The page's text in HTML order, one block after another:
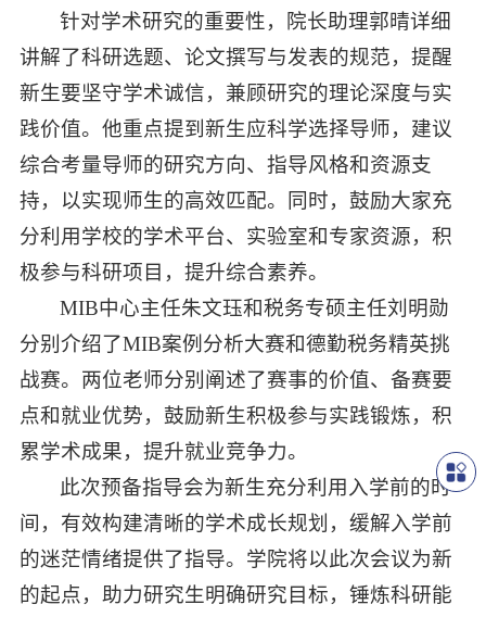
针对学术研究的重要性，院长助理郭晴详细
讲解了科研选题、论文撰写与发表的规范，提醒
新生要坚守学术诚信，兼顾研究的理论深度与实
践价值。他重点提到新生应科学选择导师，建议
综合考量导师的研究方向、指导风格和资源支
持，以实现师生的高效匹配。同时，鼓励大家充
分利用学校的学术平台、实验室和专家资源，积
极参与科研项目，提升综合素养。
MIB中心主任朱文珏和税务专硕主任刘明勋
分别介绍了MIB案例分析大赛和德勤税务精英挑
战赛。两位老师分别阐述了赛事的价值、备赛要
点和就业优势，鼓励新生积极参与实践锻炼，积
累学术成果，提升就业竞争力。
此次预备指导会为新生充分利用入学前的时
间，有效构建清晰的学术成长规划，缓解入学前
的迷茫情绪提供了指导。学院将以此次会议为新
的起点，助力研究生明确研究目标，锤炼科研能